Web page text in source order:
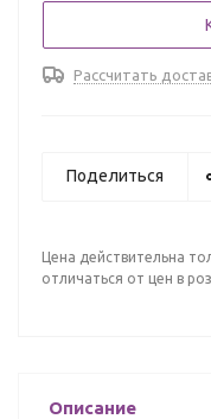
Рассчитать
Поделиться
Цена действительна
отличаться от цен в
Описание